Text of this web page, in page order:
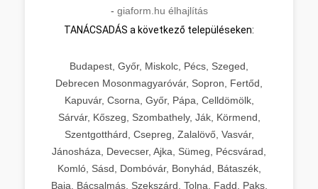
- giaform.hu élhajlítás
TANÁCSADÁS a következő településeken:
Budapest, Győr, Miskolc, Pécs, Szeged,
Debrecen Mosonmagyaróvár, Sopron, Fertőd,
Kapuvár, Csorna, Győr, Pápa, Celldömölk,
Sárvár, Kőszeg, Szombathely, Ják, Körmend,
Szentgotthárd, Csepreg, Zalalövő, Vasvár,
Jánosháza, Devecser, Ajka, Sümeg, Pécsvárad,
Komló, Sásd, Dombóvár, Bonyhád, Bátaszék,
Baja, Bácsalmás, Szekszárd, Tolna, Fadd, Paks,